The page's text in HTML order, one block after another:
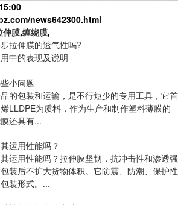
news642300.html
伸膜,缠绕膜,
拉伸膜的透气性吗?
中的表现及说明
小问题
的包装和运输，是不行短少的专用工具，它首
LLDPE为质料，作为生产和制作塑料薄膜的
还具有...
运用性能吗？
运用性能吗？拉伸膜坚韧，抗冲击性和渗透强
装后不扩大货物体积。它防震、防潮、保护性
装形式。...